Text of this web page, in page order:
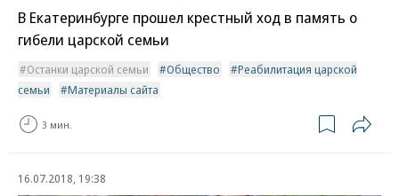
В Екатеринбурге прошел крестный ход в память о
гибели царской семьи
Останки царской семьи Общество
Реабилитация царской
семьи
Материалы сайта
3 мин.
16.07.2018, 19:38